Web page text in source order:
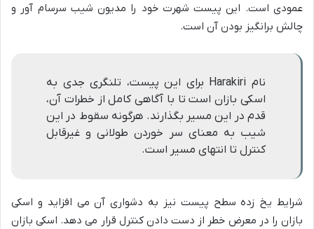
عمودی است. این پیست شهرت خود را مدیون شیب سرسام آور و
چالش برانگیز بودن آن است.
نام Harakiri برای این پیست، تلنگری جدی به
اسکی بازان است تا با آگاهی کامل از خطرات آن،
قدم در این مسیر بگذارند. هرگونه سقوط در این
شیب به معنای سر خوردن طولانی و غیرقابل
کنترل تا انتهای مسیر است.
شرایط یخ زده سطح پیست نیز به دشواری آن می افزاید و اسکی
بازان را در معرض خطر از دست دادن کنترل قرار می دهد. اسکی بازان